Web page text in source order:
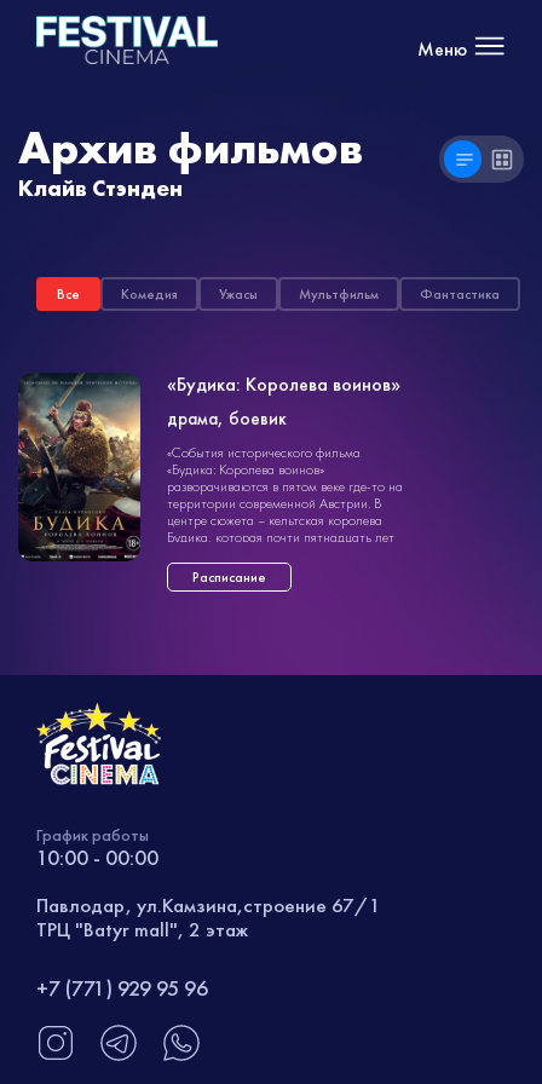
Меню
Архив фильмов
Клайв Стэнден
Все Комедия Ужасы Мультфильм Фантастика
драма
1ч. 41мин.
18+
«Будика: Королева воинов»
драма, боевик
«События исторического фильма
«Будика: Королева воинов»
разворачиваются в пятом веке где-то на
территории современной Австрии. В
центре сюжета – кельтская королева
Будика, которая почти пятнадцать лет
вместе со своим с ...»
Расписание
График работы
10:00 - 00:00
Павлодар, ул.Камзина,строение 67/1
ТРЦ "Batyr mall", 2 этаж
+7 (771) 929 95 96